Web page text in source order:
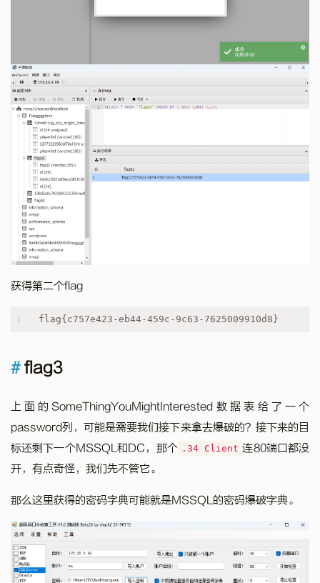
获得第二个flag
1 flag{c757e423-eb44-459c-9c63-7625009910d8}
flag3
上面的SomeThingYouMightInterested数据表给了一个
password列，可能是需要我们接下来拿去爆破的？接下来的目
标还剩下一个MSSQL和DC，那个 .34 Client 连80端口都没
开，有点奇怪，我们先不管它。
那么这里获得的密码字典可能就是MSSQL的密码爆破字典。